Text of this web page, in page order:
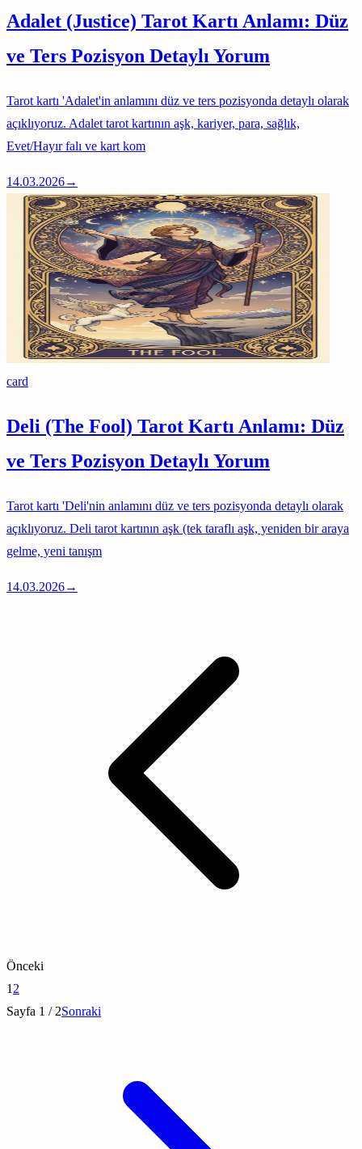
Adalet (Justice) Tarot Kartı Anlamı: Düz
ve Ters Pozisyon Detaylı Yorum
Tarot kartı 'Adalet'in anlamını düz ve ters pozisyonda detaylı olarak
açıklıyoruz. Adalet tarot kartının aşk, kariyer, para, sağlık,
Evet/Hayır falı ve kart kom
14.03.2026→
card
Deli (The Fool) Tarot Kartı Anlamı: Düz
ve Ters Pozisyon Detaylı Yorum
Tarot kartı 'Deli'nin anlamını düz ve ters pozisyonda detaylı olarak
açıklıyoruz. Deli tarot kartının aşk (tek taraflı aşk, yeniden bir araya
gelme, yeni tanışm
14.03.2026→
Önceki
1 2
Sayfa 1 / 2Sonraki